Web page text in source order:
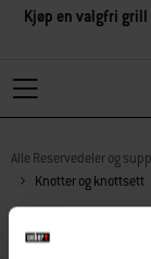
Kjøp en valgfri
Alle Reservedeler og
Knotter og knottsett